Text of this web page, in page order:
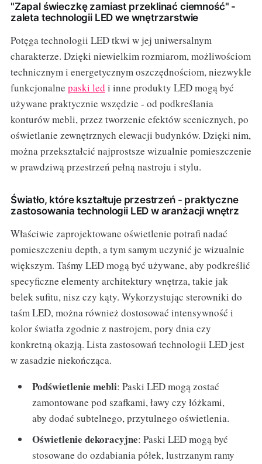
"Zapal świeczkę zamiast przeklinać ciemność" -
zaleta technologii LED we wnętrzarstwie
Potęga technologii LED tkwi w jej uniwersalnym
charakterze. Dzięki niewielkim rozmiarom, możliwościom
technicznym i energetycznym oszczędnościom, niezwykle
funkcjonalne paski led i inne produkty LED mogą być
używane praktycznie wszędzie - od podkreślania
konturów mebli, przez tworzenie efektów scenicznych, po
oświetlanie zewnętrznych elewacji budynków. Dzięki nim,
można przekształcić najprostsze wizualnie pomieszczenie
w prawdziwą przestrzeń pełną nastroju i stylu.
Światło, które kształtuje przestrzeń - praktyczne
zastosowania technologii LED w aranżacji wnętrz
Właściwie zaprojektowane oświetlenie potrafi nadać
pomieszczeniu depth, a tym samym uczynić je wizualnie
większym. Taśmy LED mogą być używane, aby podkreślić
specyficzne elementy architektury wnętrza, takie jak
belek sufitu, nisz czy kąty. Wykorzystując sterowniki do
taśm LED, można również dostosować intensywność i
kolor światła zgodnie z nastrojem, pory dnia czy
konkretną okazją. Lista zastosowań technologii LED jest
w zasadzie niekończąca.
Podświetlenie mebli: Paski LED mogą zostać
zamontowane pod szafkami, ławy czy łóżkami,
aby dodać subtelnego, przytulnego oświetlenia.
Oświetlenie dekoracyjne: Paski LED mogą być
stosowane do ozdabiania półek, lustrzanym ramy